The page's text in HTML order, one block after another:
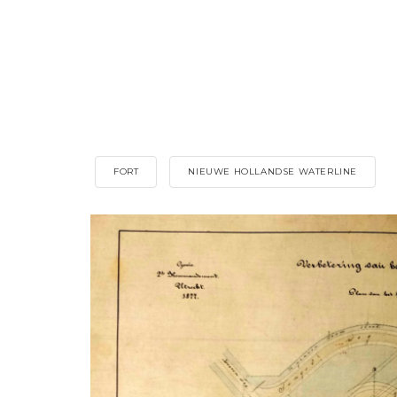
FORT NIEUWE HOLLANDSE WATERLINE